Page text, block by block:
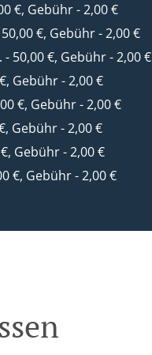
€, Gebühr - 2,00 €
€, Gebühr - 2,00 €
- 50,00 €, Gebühr - 2,00 €
Gebühr - 2,00 €
€, Gebühr - 2,00 €
Gebühr - 2,00 €
Gebühr - 2,00 €
€, Gebühr - 2,00 €